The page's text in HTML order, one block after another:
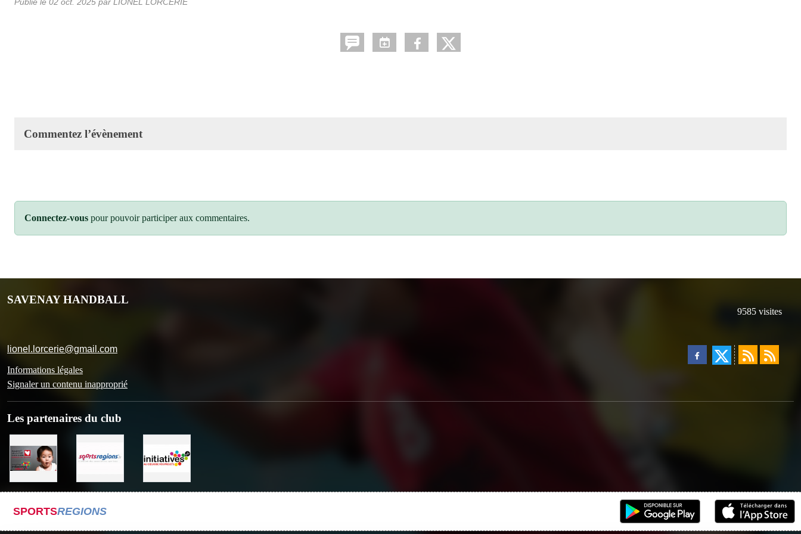
Commentez l’évènement
Connectez-vous pour pouvoir participer aux commentaires.
SAVENAY HANDBALL
lionel.lorcerie@gmail.com
Informations légales
Signaler un contenu inapproprié
9585 visites
Les partenaires du club
SPORTSREGIONS